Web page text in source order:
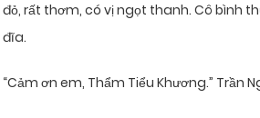
đỏ, rất thơm, có vị ngọt thanh. Cô bình
đĩa.
“Cảm ơn em, Thẩm Tiểu Khương.”